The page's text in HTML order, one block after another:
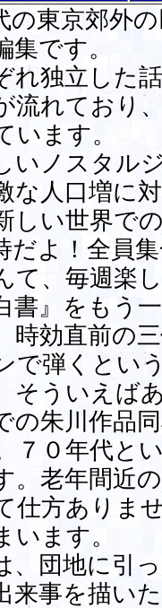
東京郊外
です。
独立した
れており
います。
ノスタル
な人口増に
しい世界で
だよ！全員
て、毎週楽
書』をもう
時効直前の
で弾くとい
そういえば
の朱川作品
７０年代と
。老年間近
仕方ありま
います。
団地に引
来事を描い